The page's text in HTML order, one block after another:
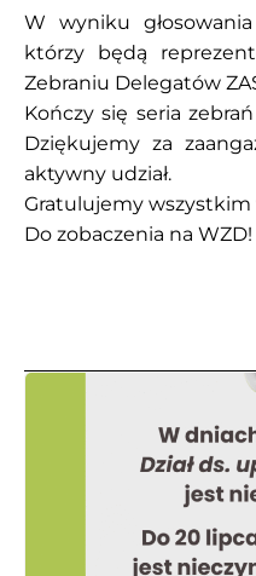
W wyniku
którzy będą
Zebraniu Delegatów
Kończy się seria
Dziękujemy za
aktywny udział.
Gratulujemy
Do zobaczenia na WZD!